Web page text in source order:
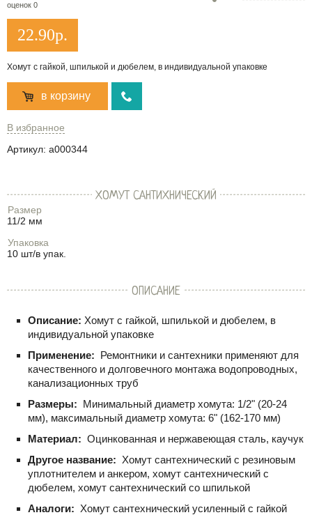
оценок 0
22.90р.
Хомут с гайкой, шпилькой и дюбелем, в индивидуальной упаковке
в корзину
В избранное
Артикул: a000344
ХОМУТ САНТИХНИЧЕСКИЙ
Размер
11/2 мм
Упаковка
10 шт/в упак.
ОПИСАНИЕ
Описание: Хомут с гайкой, шпилькой и дюбелем, в
индивидуальной упаковке
Применение: Ремонтники и сантехники применяют для
качественного и долговечного монтажа водопроводных,
канализационных труб
Размеры: Минимальный диаметр хомута: 1/2" (20-24
мм), максимальный диаметр хомута: 6" (162-170 мм)
Материал: Оцинкованная и нержавеющая сталь, каучук
Другое название: Хомут сантехнический с резиновым
уплотнителем и анкером, хомут сантехнический с
дюбелем, хомут сантехнический со шпилькой
Аналоги: Хомут сантехнический усиленный с гайкой